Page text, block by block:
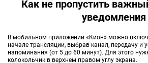
Как не пропустить
уведомления
В мобильном приложении «Кион» можно
начале трансляции, выбрав канал, передачу и
напоминания (от 5 до 60 минут). Для этого
колокольчик в верхнем правом углу экрана.